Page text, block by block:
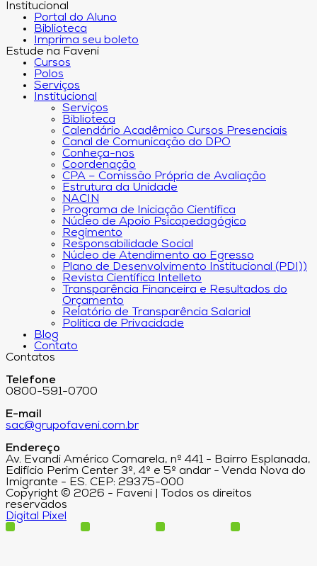
Institucional
Portal do Aluno
Biblioteca
Imprima seu boleto
Estude na Faveni
Cursos
Polos
Serviços
Institucional
Serviços
Biblioteca
Calendário Acadêmico Cursos Presenciais
Canal de Comunicação do DPO
Conheça-nos
Coordenação
CPA – Comissão Própria de Avaliação
Estrutura da Unidade
NACIN
Programa de Iniciação Científica
Núcleo de Apoio Psicopedagógico
Regimento
Responsabilidade Social
Núcleo de Atendimento ao Egresso
Plano de Desenvolvimento Institucional (PDI))
Revista Científica Intelleto
Transparência Financeira e Resultados do
Orçamento
Relatório de Transparência Salarial
Política de Privacidade
Blog
Contato
Contatos
Telefone
0800-591-0700
E-mail
sac@grupofaveni.com.br
Endereço
Av. Evandi Américo Comarela, nº 441 - Bairro Esplanada,
Edifício Perim Center 3º, 4º e 5º andar - Venda Nova do
Imigrante - ES. CEP: 29375-000
Copyright © 2026 - Faveni | Todos os direitos
reservados
Digital Pixel